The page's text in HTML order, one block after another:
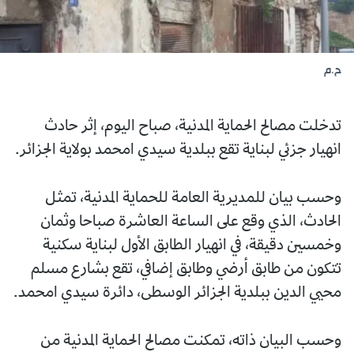
ح.م
تدخلت مصالح الحماية المدنية، صباح اليوم، إثر حادث
انهيار جزئي لبناية تقع ببلدية سيدي امحمد بولاية الجزائر.
وحسب بيان للمديرية العامة للحماية المدنية، تمثل
الحادث، الذي وقع على الساعة العاشرة صباحا وثمان
وخمسين دقيقة، في انهيار الطابق الأول لبناية سكنية
تتكون من طابق أرضي وطابق إضافي، تقع بشارع مسلم
محيي الدين ببلدية الجزائر الوسطى، دائرة سيدي امحمد.
وحسب البيان ذاته، تمكنت مصالح الحماية المدنية من